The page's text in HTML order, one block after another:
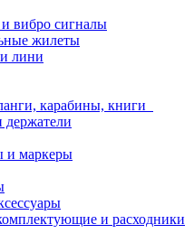
вибро сигналы
жилеты
лини
карабины, книги
и маркеры
и расходники